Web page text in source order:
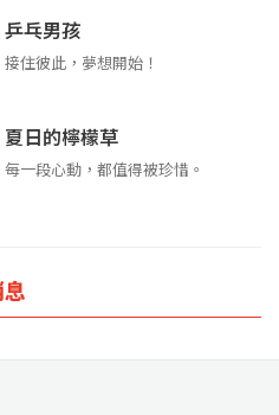
乒乓男孩
接住彼此，夢想開始！
夏日的檸檬草
每一段心動，都值得被珍惜。